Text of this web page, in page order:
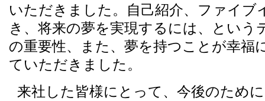
いただきました。自己紹介、ファイブ
き、将来の夢を実現するには、という
の重要性、また、夢を持つことが幸福
ていただきました。
来社した皆様にとって、今後のため